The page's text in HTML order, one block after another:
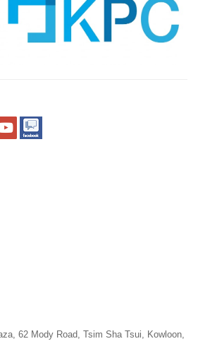
62 Mody Road, Tsim Sha Tsui, Kowloon,